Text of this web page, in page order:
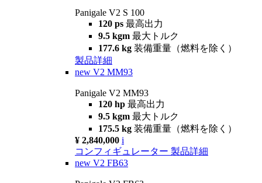
Panigale V2 S 100
120 ps 最高出力
9.5 kgm 最大トルク
177.6 kg 装備重量（燃料を除く）
製品詳細
new V2 MM93
Panigale V2 MM93
120 hp 最高出力
9.5 kgm 最大トルク
175.5 kg 装備重量（燃料を除く）
¥ 2,840,000 i
コンフィギュレーター 製品詳細
new V2 FB63